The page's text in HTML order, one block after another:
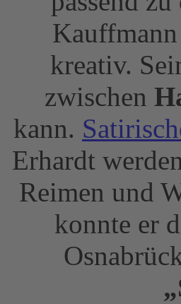
kreativ.
zwischen
kann.
Erhardt
Reimen und
konnte er